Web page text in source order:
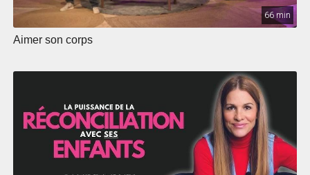
66 min
Aimer son corps